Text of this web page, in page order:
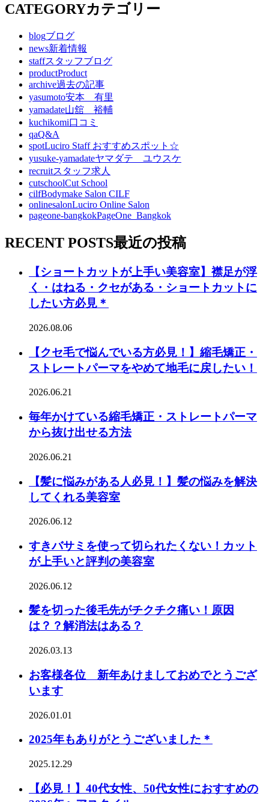
CATEGORYカテゴリー
blogブログ
news新着情報
staffスタッフブログ
productProduct
archive過去の記事
yasumoto安本 有里
yamadate山舘 裕輔
kuchikomi口コミ
qaQ&A
spotLuciro Staff おすすめスポット☆
yusuke-yamadateヤマダテ ユウスケ
recruitスタッフ求人
cutschoolCut School
cilfBodymake Salon CILF
onlinesalonLuciro Online Salon
pageone-bangkokPageOne_Bangkok
RECENT POSTS最近の投稿
【ショートカットが上手い美容室】襟足が浮
く・はねる・クセがある・ショートカットに
したい方必見＊
2026.08.06
【クセ毛で悩んでいる方必見！】縮毛矯正・
ストレートパーマをやめて地毛に戻したい！
2026.06.21
毎年かけている縮毛矯正・ストレートパーマ
から抜け出せる方法
2026.06.21
【髪に悩みがある人必見！】髪の悩みを解決
してくれる美容室
2026.06.12
すきバサミを使って切られたくない！カット
が上手いと評判の美容室
2026.06.12
髪を切った後毛先がチクチク痛い！原因
は？？解消法はある？
2026.03.13
お客様各位 新年あけましておめでとうござ
います
2026.01.01
2025年もありがとうございました＊
2025.12.29
【必見！】40代女性、50代女性におすすめの